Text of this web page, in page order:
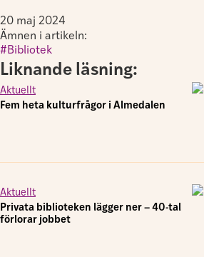
20 maj 2024
Ämnen i artikeln:
Bibliotek
Liknande läsning:
Aktuellt
Fem heta kulturfrågor i Almedalen
Aktuellt
Privata biblioteken lägger ner – 40-tal
förlorar jobbet